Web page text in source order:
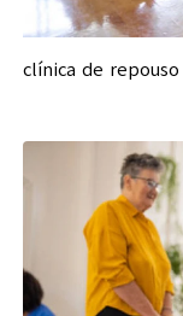
clínica de